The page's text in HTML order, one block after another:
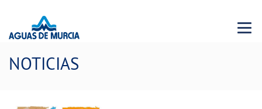
Menu
NOTICIAS